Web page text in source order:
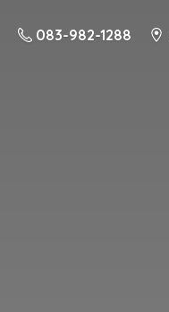
083-982-1288